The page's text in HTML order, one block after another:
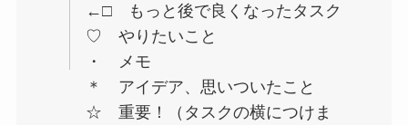
←□ もっと後で良くなったタスク
♡ やりたいこと
・ メモ
＊ アイデア、思いついたこと
☆ 重要！（タスクの横につけま